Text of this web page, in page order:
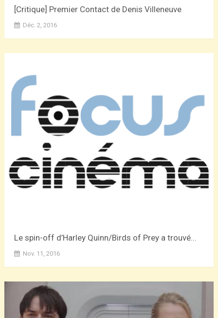
[Critique] Premier Contact de Denis Villeneuve
Déc. 2, 2016
Le spin-off d’Harley Quinn/Birds of Prey a trouvé...
Nov. 11, 2016